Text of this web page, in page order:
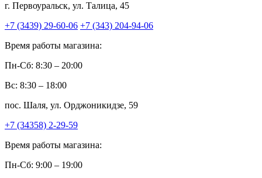
г. Первоуральск, ул. Талица, 45
+7 (3439) 29-60-06 +7 (343) 204-94-06
Время работы магазина:
Пн-Сб: 8:30 – 20:00
Вс: 8:30 – 18:00
пос. Шаля, ул. Орджоникидзе, 59
+7 (34358) 2-29-59
Время работы магазина:
Пн-Сб: 9:00 – 19:00